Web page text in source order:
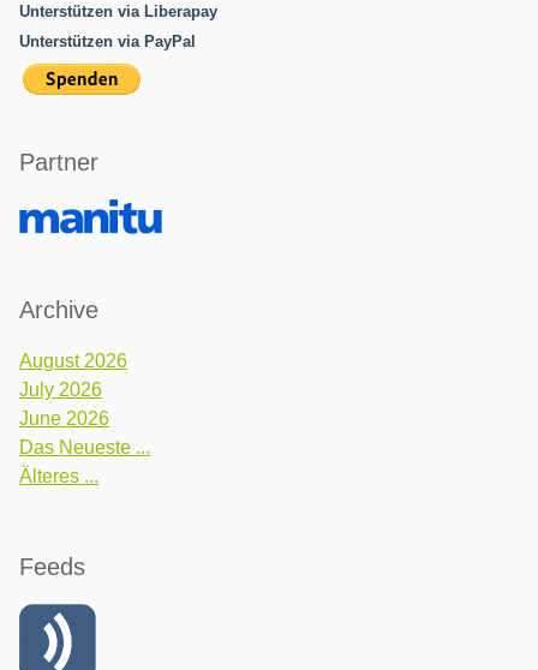
Unterstützen via Liberapay
Unterstützen via PayPal
Partner
Archive
August 2026
July 2026
June 2026
Das Neueste ...
Älteres ...
Feeds